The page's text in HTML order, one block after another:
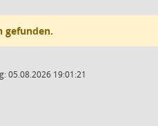
gefunden.
05.08.2026 19:01:21